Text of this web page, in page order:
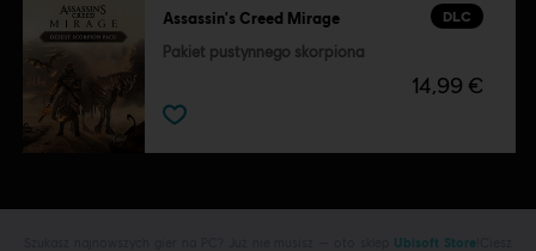
DLC
Assassin's Creed Mirage
Pakiet pustynnego skorpiona
14,99 €
Ubisoft Store